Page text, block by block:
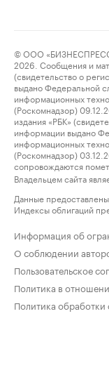
© ООО
2026. Сообщения и
(свидетельство о
выдано Федеральной
информационных
(Роскомнадзор)
издания «РБК»
информации выдано
информационных
(Роскомнадзор)
сопровождаются
Владельцем сайта
Данные
Индексы облигаций
Информация об
О соблюдении
Пользовательское
Политика в
Политика